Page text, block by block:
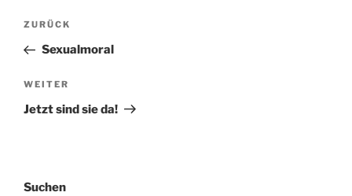
Beitragsnavigation
Vorheriger
Beitrag
ZURÜCK
Sexualmoral
Nächster
Beitrag
WEITER
Jetzt sind sie da!
Suchen